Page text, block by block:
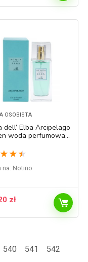
OSOBISTA
dell’ Elba Arcipelago
woda perfumowana
★ ★ ★
na: Notino
zł
540 541 542